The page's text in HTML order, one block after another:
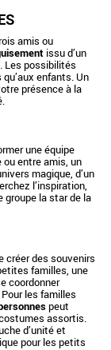
amis ou
issu d’un
Les possibilités
enfants. Un
présence à la
une équipe
entre amis, un
magique, d’un
l’inspiration,
la star de la
créer des souvenirs
familles, une
coordonner
les familles
peut
assortis.
d’unité et
pour les petits